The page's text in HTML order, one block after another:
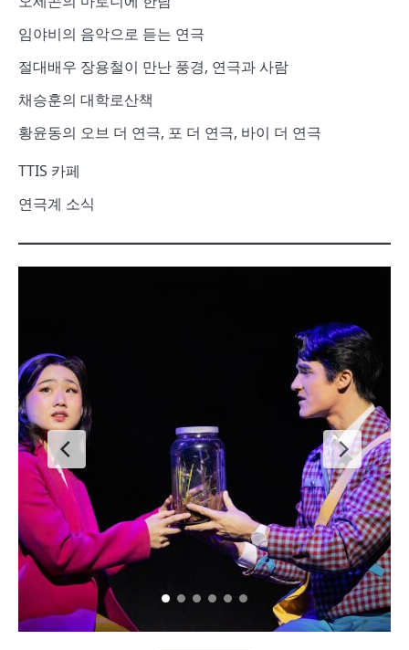
임야비의 음악으로 듣는 연극
절대배우 장용철이 만난 풍경, 연극과 사람
채승훈의 대학로산책
황윤동의 오브 더 연극, 포 더 연극, 바이 더 연극
TTIS 카페
연극계 소식